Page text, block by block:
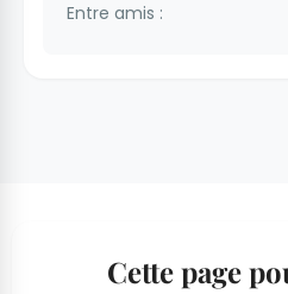
Entre amis :
Cette page